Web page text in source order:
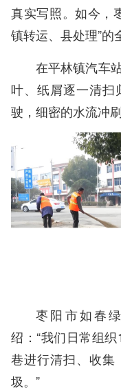
真实写照。如今，
镇转运、县处理”的
在平林镇汽车
叶、纸屑逐一清扫
驶，细密的水流冲
枣阳市如春
绍：“我们日常组
巷进行清扫、收集
圾。”